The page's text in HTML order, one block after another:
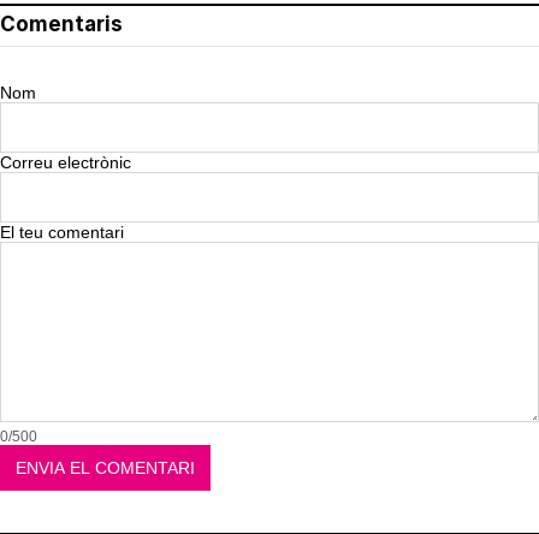
Comentaris
Nom
Correu electrònic
El teu comentari
0/500